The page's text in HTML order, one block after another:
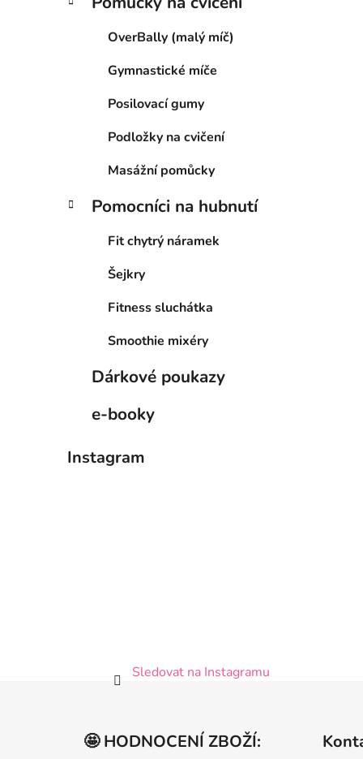
OverBally (malý míč)
Gymnastické míče
Posilovací gumy
Podložky na cvičení
Masážní pomůcky
Pomocníci na hubnutí
Fit chytrý náramek
Šejkry
Fitness sluchátka
Smoothie mixéry
Dárkové poukazy
e-booky
Instagram
Sledovat na Instagramu
🤩 HODNOCENÍ ZBOŽÍ: